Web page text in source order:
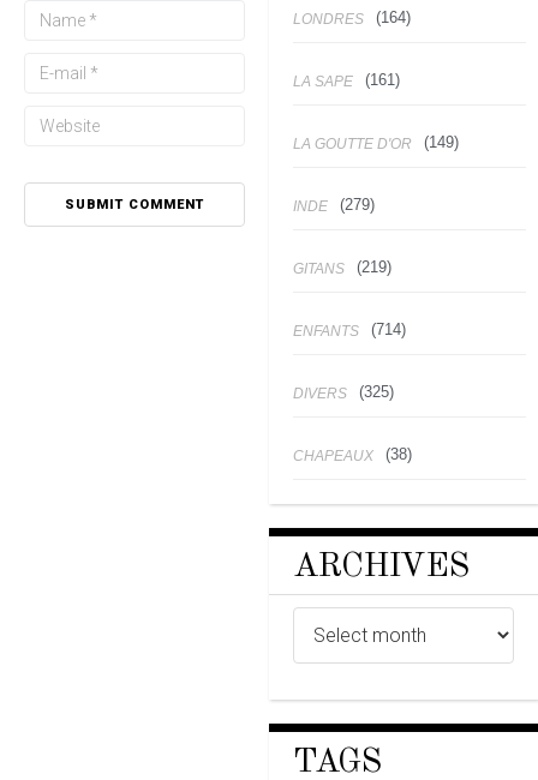
LONDRES (164)
LA SAPE (161)
LA GOUTTE D'OR (149)
INDE (279)
GITANS (219)
ENFANTS (714)
DIVERS (325)
CHAPEAUX (38)
ARCHIVES
TAGS